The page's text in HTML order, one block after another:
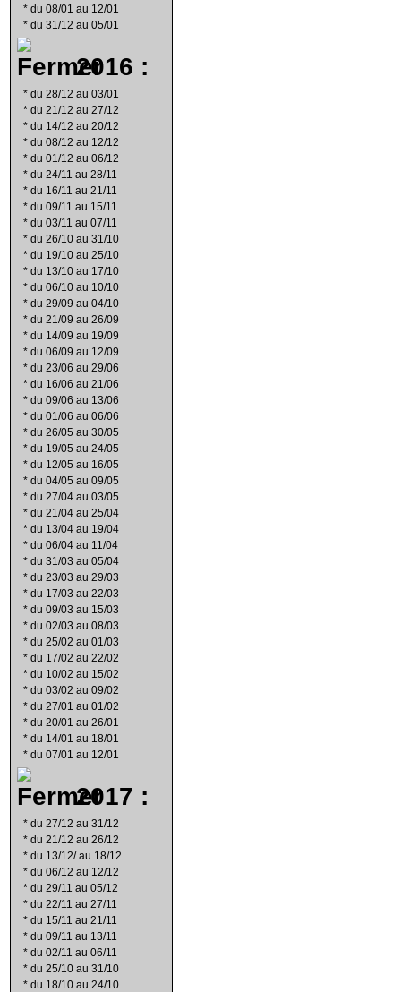
* du 08/01 au 12/01
* du 31/12 au 05/01
2016 :
* du 28/12 au 03/01
* du 21/12 au 27/12
* du 14/12 au 20/12
* du 08/12 au 12/12
* du 01/12 au 06/12
* du 24/11 au 28/11
* du 16/11 au 21/11
* du 09/11 au 15/11
* du 03/11 au 07/11
* du 26/10 au 31/10
* du 19/10 au 25/10
* du 13/10 au 17/10
* du 06/10 au 10/10
* du 29/09 au 04/10
* du 21/09 au 26/09
* du 14/09 au 19/09
* du 06/09 au 12/09
* du 23/06 au 29/06
* du 16/06 au 21/06
* du 09/06 au 13/06
* du 01/06 au 06/06
* du 26/05 au 30/05
* du 19/05 au 24/05
* du 12/05 au 16/05
* du 04/05 au 09/05
* du 27/04 au 03/05
* du 21/04 au 25/04
* du 13/04 au 19/04
* du 06/04 au 11/04
* du 31/03 au 05/04
* du 23/03 au 29/03
* du 17/03 au 22/03
* du 09/03 au 15/03
* du 02/03 au 08/03
* du 25/02 au 01/03
* du 17/02 au 22/02
* du 10/02 au 15/02
* du 03/02 au 09/02
* du 27/01 au 01/02
* du 20/01 au 26/01
* du 14/01 au 18/01
* du 07/01 au 12/01
2017 :
* du 27/12 au 31/12
* du 21/12 au 26/12
* du 13/12/ au 18/12
* du 06/12 au 12/12
* du 29/11 au 05/12
* du 22/11 au 27/11
* du 15/11 au 21/11
* du 09/11 au 13/11
* du 02/11 au 06/11
* du 25/10 au 31/10
* du 18/10 au 24/10